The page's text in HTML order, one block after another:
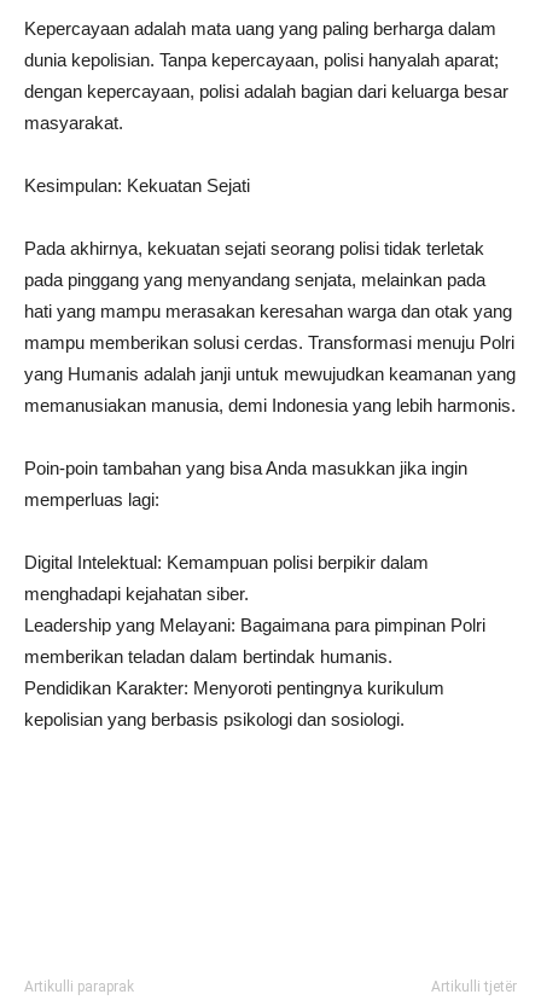
Kepercayaan adalah mata uang yang paling berharga dalam
dunia kepolisian. Tanpa kepercayaan, polisi hanyalah aparat;
dengan kepercayaan, polisi adalah bagian dari keluarga besar
masyarakat.
Kesimpulan: Kekuatan Sejati
Pada akhirnya, kekuatan sejati seorang polisi tidak terletak
pada pinggang yang menyandang senjata, melainkan pada
hati yang mampu merasakan keresahan warga dan otak yang
mampu memberikan solusi cerdas. Transformasi menuju Polri
yang Humanis adalah janji untuk mewujudkan keamanan yang
memanusiakan manusia, demi Indonesia yang lebih harmonis.
Poin-poin tambahan yang bisa Anda masukkan jika ingin
memperluas lagi:
Digital Intelektual: Kemampuan polisi berpikir dalam
menghadapi kejahatan siber.
Leadership yang Melayani: Bagaimana para pimpinan Polri
memberikan teladan dalam bertindak humanis.
Pendidikan Karakter: Menyoroti pentingnya kurikulum
kepolisian yang berbasis psikologi dan sosiologi.
Artikulli paraprak Artikulli tjetër